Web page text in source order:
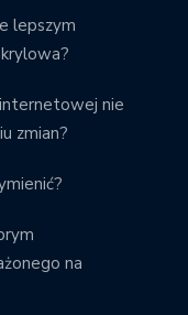
lepszym
nie
zmian?
na